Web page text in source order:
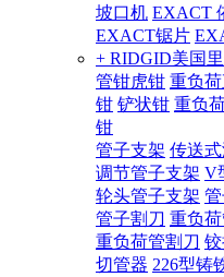
坡口机 EXACT
EXACT锯片
+ RIDGID美国
管钳虎钳 重负
钳 铲状钳 重负
钳
管子支架 传送
调节管子支架 V
轮头管子支架
管子割刀 重负
重负荷管割刀
切管器 226型铸